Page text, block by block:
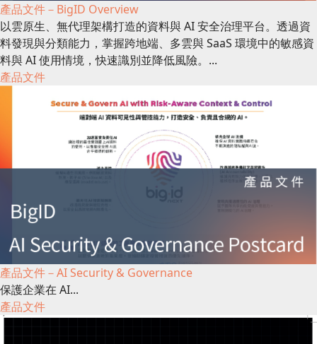
產品文件－BigID Overview
以雲原生、無代理架構打造的資料與 AI 安全治理平台。透過資
料發現與分類能力，掌握跨地端、多雲與 SaaS 環境中的敏感資
料與 AI 使用情境，快速識別並降低風險。...
產品文件
產品文件－AI Security & Governance
保護企業在 AI...
產品文件